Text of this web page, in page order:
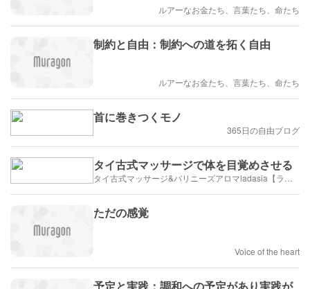
ルアーなお金たち、言葉たち、命たち
制約と自由：制約への道を拓く自由
ルアーなお金たち、言葉たち、命たち
首に巻きつくモノ
365日の自由ブログ
タイ古式マッサージで体を目覚めさせる
タイ古式マッサージ&バリニーズアロマladasia【ラダシア】横浜岸根公園店
ただの感覚
Voice of the heart
予定と実践：調和への予定があり実践が